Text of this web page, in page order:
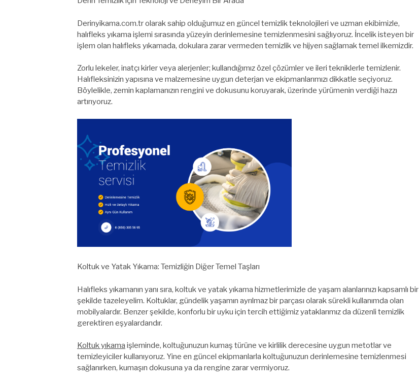
Derinyikama.com.tr olarak sahip olduğumuz en güncel temizlik teknolojileri ve uzman ekibimizle,
halıfleks yıkama işlemi sırasında yüzeyin derinlemesine temizlenmesini sağlıyoruz. İncelik isteyen bir
işlem olan halıfleks yıkamada, dokulara zarar vermeden temizlik ve hijyen sağlamak temel ilkemizdir.
Zorlu lekeler, inatçı kirler veya alerjenler; kullandığımız özel çözümler ve ileri tekniklerle temizlenir.
Halıfleksinizin yapısına ve malzemesine uygun deterjan ve ekipmanlarımızı dikkatle seçiyoruz.
Böylelikle, zemin kaplamanızın rengini ve dokusunu koruyarak, üzerinde yürümenin verdiği hazzı
artırıyoruz.
Koltuk ve Yatak Yıkama: Temizliğin Diğer Temel Taşları
Halıfleks yıkamanın yanı sıra, koltuk ve yatak yıkama hizmetlerimizle de yaşam alanlarınızı kapsamlı bir
şekilde tazeleyelim. Koltuklar, gündelik yaşamın ayrılmaz bir parçası olarak sürekli kullanımda olan
mobilyalardır. Benzer şekilde, konforlu bir uyku için tercih ettiğimiz yataklarımız da düzenli temizlik
gerektiren eşyalardandır.
Koltuk yıkama işleminde, koltuğunuzun kumaş türüne ve kirlilik derecesine uygun metotlar ve
temizleyiciler kullanıyoruz. Yine en güncel ekipmanlarla koltuğunuzun derinlemesine temizlenmesi
sağlanırken, kumaşın dokusuna ya da rengine zarar vermiyoruz.